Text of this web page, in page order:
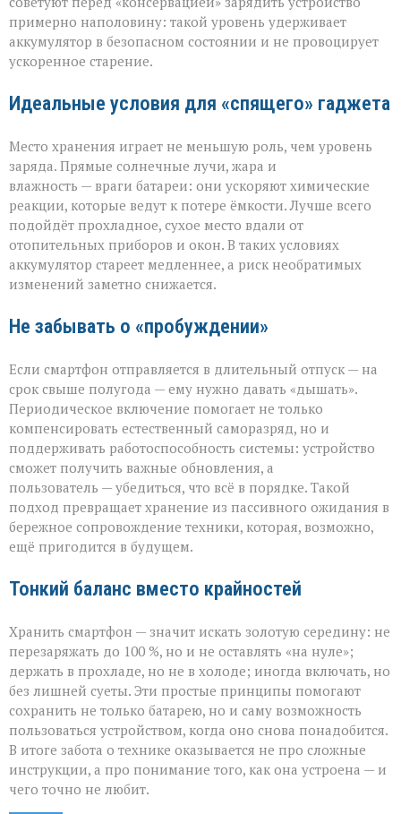
примерно наполовину: такой уровень удерживает
аккумулятор в безопасном состоянии и не провоцирует
ускоренное старение.
Идеальные условия для «спящего» гаджета
Место хранения играет не меньшую роль, чем уровень
заряда. Прямые солнечные лучи, жара и
влажность — враги батареи: они ускоряют химические
реакции, которые ведут к потере ёмкости. Лучше всего
подойдёт прохладное, сухое место вдали от
отопительных приборов и окон. В таких условиях
аккумулятор стареет медленнее, а риск необратимых
изменений заметно снижается.
Не забывать о «пробуждении»
Если смартфон отправляется в длительный отпуск — на
срок свыше полугода — ему нужно давать «дышать».
Периодическое включение помогает не только
компенсировать естественный саморазряд, но и
поддерживать работоспособность системы: устройство
сможет получить важные обновления, а
пользователь — убедиться, что всё в порядке. Такой
подход превращает хранение из пассивного ожидания в
бережное сопровождение техники, которая, возможно,
ещё пригодится в будущем.
Тонкий баланс вместо крайностей
Хранить смартфон — значит искать золотую середину: не
перезаряжать до 100 %, но и не оставлять «на нуле»;
держать в прохладе, но не в холоде; иногда включать, но
без лишней суеты. Эти простые принципы помогают
сохранить не только батарею, но и саму возможность
пользоваться устройством, когда оно снова понадобится.
В итоге забота о технике оказывается не про сложные
инструкции, а про понимание того, как она устроена — и
чего точно не любит.